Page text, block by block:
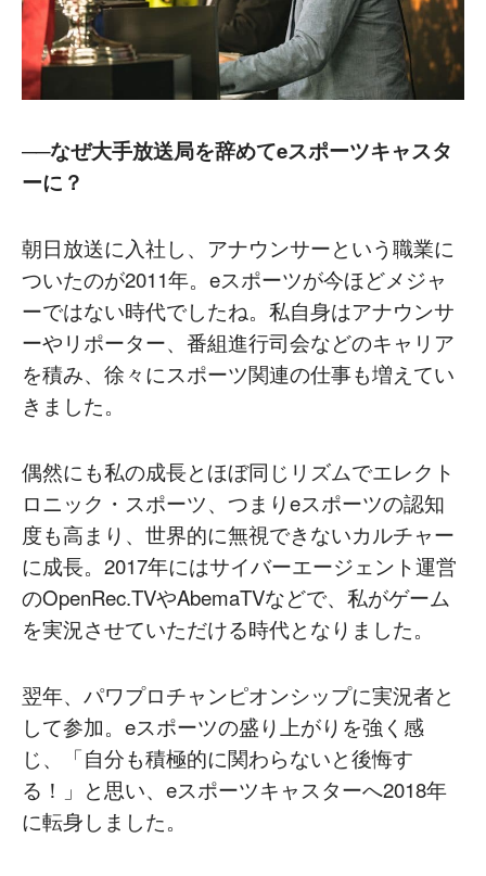
──なぜ大手放送局を辞めてeスポーツキャスタ
ーに？
朝日放送に入社し、アナウンサーという職業に
ついたのが2011年。eスポーツが今ほどメジャ
ーではない時代でしたね。私自身はアナウンサ
ーやリポーター、番組進行司会などのキャリア
を積み、徐々にスポーツ関連の仕事も増えてい
きました。
偶然にも私の成長とほぼ同じリズムでエレクト
ロニック・スポーツ、つまりeスポーツの認知
度も高まり、世界的に無視できないカルチャー
に成長。2017年にはサイバーエージェント運営
のOpenRec.TVやAbemaTVなどで、私がゲーム
を実況させていただける時代となりました。
翌年、パワプロチャンピオンシップに実況者と
して参加。eスポーツの盛り上がりを強く感
じ、「自分も積極的に関わらないと後悔す
る！」と思い、eスポーツキャスターへ2018年
に転身しました。